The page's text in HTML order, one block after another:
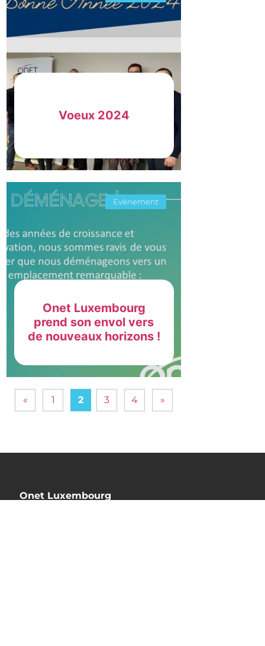
Voeux 2024
Evènement
Onet Luxembourg
prend son envol vers
de nouveaux horizons !
« 1 2 3 4 »
Onet Luxembourg